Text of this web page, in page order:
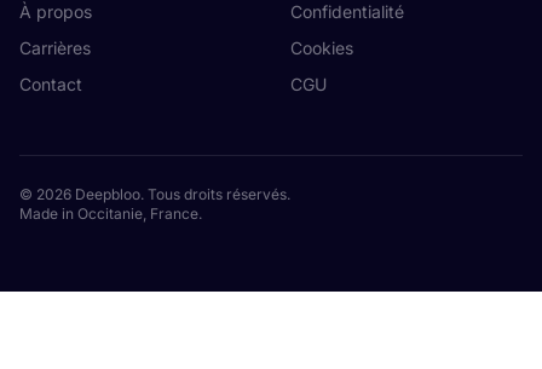
À propos
Carrières
Contact
Confidentialité
Cookies
CGU
© 2026 Deepbloo. Tous droits réservés.
Made in Occitanie, France.